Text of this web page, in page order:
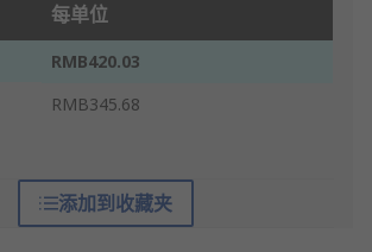
每单位
RMB420.03
RMB345.68
添加到收藏夹